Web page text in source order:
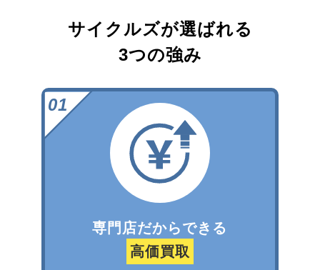
サイクルズが選ばれる
3つの強み
専門店だからできる
高価買取